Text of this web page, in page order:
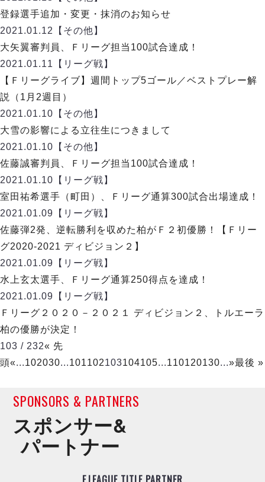
湘南ベルマーレ
ボアルース長野
名古屋オーシャンズ
シュライカー大阪
ボルクバレット北九州
バサジィ大分
選手の通算記録（Ｆ２）
ヴォスクオーレ仙台
マルバ水戸FC
リガーレヴィア葛飾
Y．S．C．C．横浜
ヴィンセドール白山
アグレミーナ浜松
デウソン神戸
ポルセイド浜田
ミラクルスマイル新居浜
登録選手追加・変更・抹消のお知らせ
2021.01.12
【その他】
大矢翼審判員、Ｆリーグ担当100試合達成！
2021.01.11
【リーグ戦】
【Ｆリーグライブ】週間トップ5ゴール／ベストプレー解
説（1月2週目）
2021.01.10 【その他】
大雪の影響による立往生につきまして
2021.01.10 【その他】
佐藤誠審判員、Ｆリーグ担当100試合達成！
2021.01.10 【リーグ戦】
室田祐希選手（町田）、Ｆリーグ通算300試合出場達成！
2021.01.09 【リーグ戦】
佐藤弾2発、逆転勝利を収めた柏がＦ２初優勝！【Ｆリー
グ2020-2021 ディビジョン２】
2021.01.09 【リーグ戦】
水上玄太選手、Ｆリーグ通算250得点を達成！
2021.01.09 【リーグ戦】
Ｆリーグ２０２０－２０２１ ディビジョン２、トルエーラ
柏の優勝が決定！
103 / 232« 先
頭«...102030...101102103104105...110120130...»最後 »
SPONSORS & PARTNERS
スポンサー&
パートナー